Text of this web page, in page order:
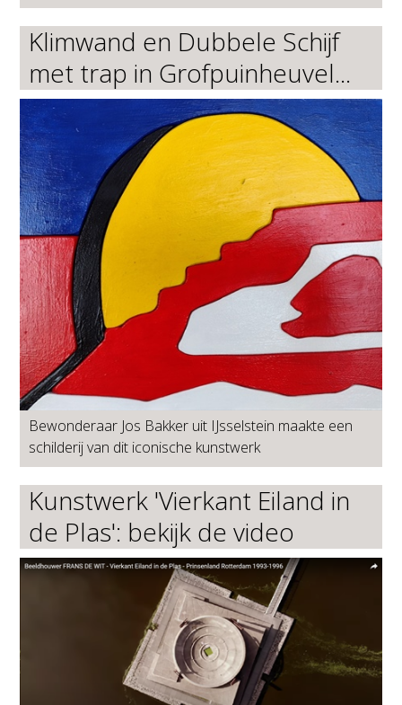
Klimwand en Dubbele Schijf
met trap in Grofpuinheuvel...
Bewonderaar Jos Bakker uit IJsselstein maakte een
schilderij van dit iconische kunstwerk
Kunstwerk 'Vierkant Eiland in
de Plas': bekijk de video